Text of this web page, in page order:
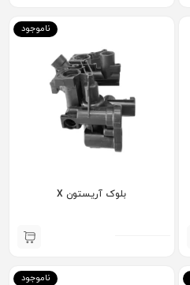
ناموجود
بلوک آریستون X
ناموجود